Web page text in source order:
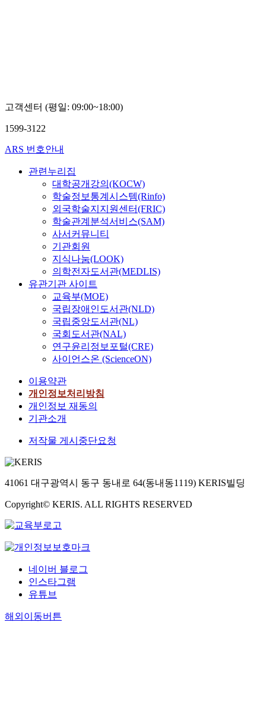
고객센터 (평일: 09:00~18:00)
1599-3122
ARS 번호안내
관련누리집
대학공개강의(KOCW)
학술정보통계시스템(Rinfo)
외국학술지지원센터(FRIC)
학술관계분석서비스(SAM)
사서커뮤니티
기관회원
지식나눔(LOOK)
의학전자도서관(MEDLIS)
유관기관 사이트
교육부(MOE)
국립장애인도서관(NLD)
국립중앙도서관(NL)
국회도서관(NAL)
연구윤리정보포털(CRE)
사이언스온 (ScienceON)
이용약관
개인정보처리방침
개인정보 재동의
기관소개
저작물 게시중단요청
41061 대구광역시 동구 동내로 64(동내동1119) KERIS빌딩
Copyright© KERIS. ALL RIGHTS RESERVED
네이버 블로그
인스타그램
유튜브
해외이동버튼